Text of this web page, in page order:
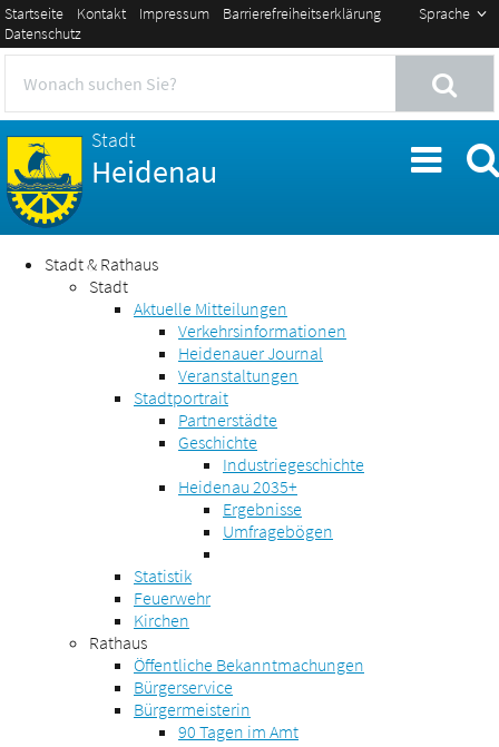
Sprache
Startseite Kontakt Impressum
Barrierefreiheitserklärung
Datenschutz
Stadt
Heidenau
Stadt & Rathaus
Stadt
Aktuelle Mitteilungen
Verkehrsinformationen
Heidenauer Journal
Veranstaltungen
Stadtportrait
Partnerstädte
Geschichte
Industriegeschichte
Heidenau 2035+
Ergebnisse
Umfragebögen
Statistik
Feuerwehr
Kirchen
Rathaus
Öffentliche Bekanntmachungen
Bürgerservice
Bürgermeisterin
90 Tagen im Amt